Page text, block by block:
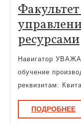
ресурсами
Навигатор
обучение
реквизитам:
ПОДРОБНЕЕ